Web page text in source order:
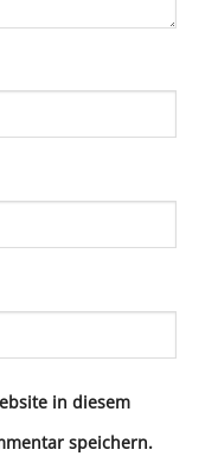
in diesem
speichern.